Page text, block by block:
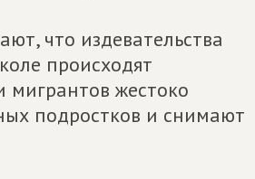
что издевательства
происходят
мигрантов жестоко
подростков и снимают